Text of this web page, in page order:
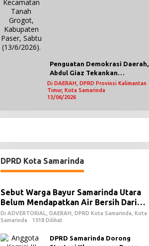
Penguatan Demokrasi Daerah,
Abdul Giaz Tekankan
Pentingnya Teknologi
Informasi
Di DAERAH, DPRD Provinsi Kalimantan
Timur, Kota Samarinda
13/06/2026
DPRD Kota Samarinda
Sebut Warga Bayur Samarinda Utara
Belum Mendapatkan Air Bersih Dari
PDAM
Di ADVERTORIAL, DAERAH, DPRD Kota Samarinda, Kota
Samarinda
1518 Dilihat
DPRD Samarinda Dorong